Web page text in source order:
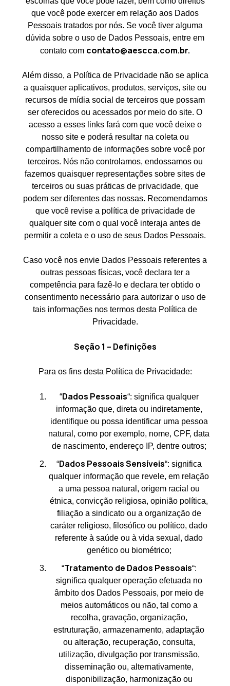
que você pode exercer em relação aos Dados
Pessoais tratados por nós. Se você tiver alguma
dúvida sobre o uso de Dados Pessoais, entre em
contato com contato@aescca.com.br.
Além disso, a Política de Privacidade não se aplica
a quaisquer aplicativos, produtos, serviços, site ou
recursos de mídia social de terceiros que possam
ser oferecidos ou acessados por meio do site. O
acesso a esses links fará com que você deixe o
nosso site e poderá resultar na coleta ou
compartilhamento de informações sobre você por
terceiros. Nós não controlamos, endossamos ou
fazemos quaisquer representações sobre sites de
terceiros ou suas práticas de privacidade, que
podem ser diferentes das nossas. Recomendamos
que você revise a política de privacidade de
qualquer site com o qual você interaja antes de
permitir a coleta e o uso de seus Dados Pessoais.
Caso você nos envie Dados Pessoais referentes a
outras pessoas físicas, você declara ter a
competência para fazê-lo e declara ter obtido o
consentimento necessário para autorizar o uso de
tais informações nos termos desta Política de
Privacidade.
Seção 1 – Definições
Para os fins desta Política de Privacidade:
“Dados Pessoais“: significa qualquer
informação que, direta ou indiretamente,
identifique ou possa identificar uma pessoa
natural, como por exemplo, nome, CPF, data
de nascimento, endereço IP, dentre outros;
“Dados Pessoais Sensíveis“: significa
qualquer informação que revele, em relação
a uma pessoa natural, origem racial ou
étnica, convicção religiosa, opinião política,
filiação a sindicato ou a organização de
caráter religioso, filosófico ou político, dado
referente à saúde ou à vida sexual, dado
genético ou biométrico;
“Tratamento de Dados Pessoais“:
significa qualquer operação efetuada no
âmbito dos Dados Pessoais, por meio de
meios automáticos ou não, tal como a
recolha, gravação, organização,
estruturação, armazenamento, adaptação
ou alteração, recuperação, consulta,
utilização, divulgação por transmissão,
disseminação ou, alternativamente,
disponibilização, harmonização ou